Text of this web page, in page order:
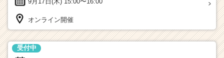
オンライン開催
受付中